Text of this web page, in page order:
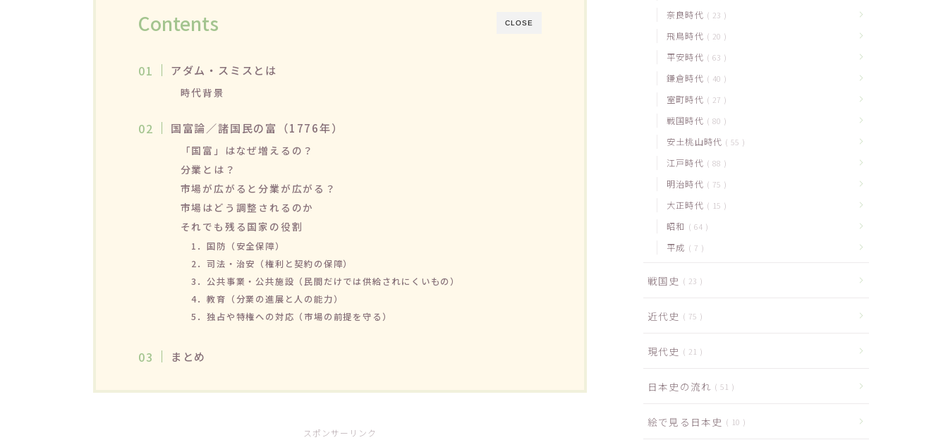
CLOSE
Contents
アダム・スミスとは
時代背景
国富論／諸国民の富（1776年）
「国富」はなぜ増えるの？
分業とは？
市場が広がると分業が広がる？
市場はどう調整されるのか
それでも残る国家の役割
1．国防（安全保障）
2．司法・治安（権利と契約の保障）
3．公共事業・公共施設（民間だけでは供給されにくいもの）
4．教育（分業の進展と人の能力）
5．独占や特権への対応（市場の前提を守る）
まとめ
スポンサーリンク
奈良時代 23
飛鳥時代 20
平安時代 63
鎌倉時代 40
室町時代 27
戦国時代 80
安土桃山時代 55
江戸時代 88
明治時代 75
大正時代 15
昭和 64
平成 7
戦国史 23
近代史 75
現代史 21
日本史の流れ 51
絵で見る日本史 10